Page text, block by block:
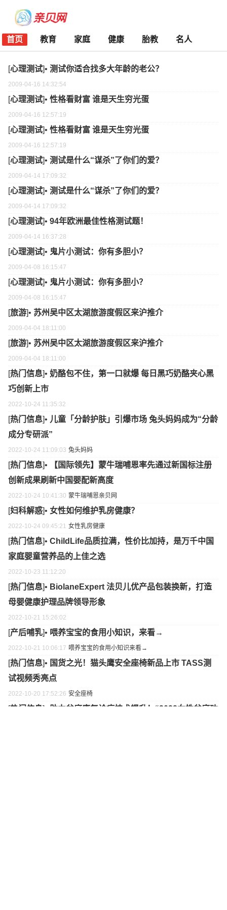
首页 教育 家庭 健康 胎教 名人
[心理测试]• 测试你适合找多大年龄的老公？
2009-04-16 14:32:54
[心理测试]• 性格看财富 谁是天生穷光蛋
2009-04-16 12:57:19
[心理测试]• 性格看财富 谁是天生穷光蛋
2009-04-16 12:57:19
[心理测试]• 测试是什么“谋杀”了你们的爱？
2009-04-14 17:09:32
[心理测试]• 测试是什么“谋杀”了你们的爱？
2009-04-14 17:09:32
[心理测试]• 94年欧洲最佳性格测试题！
2009-04-14 16:37:28
[心理测试]• 鬼片小测试：你有多胆小？
2009-04-08 16:15:47
[心理测试]• 鬼片小测试：你有多胆小？
2009-04-08 16:15:47
[旅游]• 苏州吴中区太湖旅游度假区来沪推介
2009-04-04 18:11:00
[旅游]• 苏州吴中区太湖旅游度假区来沪推介
2009-04-04 18:11:00
[热门信息]• 奶酪包不住，第一口就爆 每日黑巧奶酪夹心黑
巧创新上市
2022-10-24 11:35:32
[热门信息]• 儿童「分龄护肤」引爆市场 兔头妈妈成为“分龄
成分专研派”
2022-10-24 11:09:03 兔头妈妈
[热门信息]•
【国际领先】蒙牛瑞哺恩率先通过新国标注册
创新成果刷新中国婴配新高度
2022-10-24 10:41:30 蒙牛瑞哺恩亲贝网
[妇科解惑]• 女性如何维护乳房健康？
2022-10-24 09:45:21 女性乳房健康
[热门信息]• ChildLife品质拉满，性价比加持，是万千中国
家庭婴童营养品的上佳之选
2022-10-23 11:12:20
[热门信息]• BiolaneExpert 法贝儿优产品包装换新，打造
母婴健康护理品牌领导形象
2022-10-21 15:26:02
[产后哺乳]• 喂养宝宝的食用小知识，来看→
2022-10-21 10:06:17 喂养宝宝的食用小知识来看→
[热门信息]• 国货之光！猫头鹰安全座椅新品上市 TASS测
试视频秀亮点
2022-10-20 17:52:26 安全座椅
[热门信息]• 助力盆底康复诊疗技术提升！“2022女性盆底功